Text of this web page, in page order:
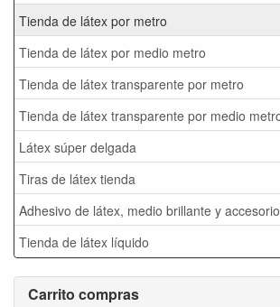
Tienda de látex por metro
Tienda de látex por medio metro
Tienda de látex transparente por metro
Tienda de látex transparente por medio
Látex súper delgada
Tiras de látex tienda
Adhesivo de látex, medio brillante y
Tienda de látex líquido
Carrito compras